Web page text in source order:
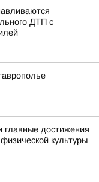
ДТП с
главные достижения
культуры